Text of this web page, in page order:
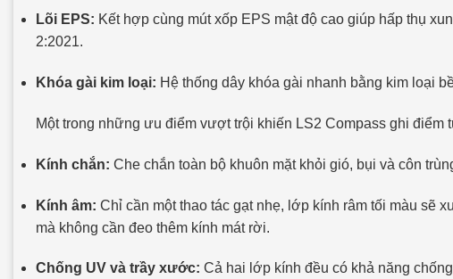
Lõi EPS: Kết hợp cùng mút xốp EPS mật độ cao giúp hấp thụ
2:2021.
Khóa gài kim loại: Hệ thống dây khóa gài nhanh bằng kim loại
Một trong những ưu điểm vượt trội khiến LS2 Compass ghi điểm
Kính chắn: Che chắn toàn bộ khuôn mặt khỏi gió, bụi và côn
Kính âm: Chỉ cần một thao tác gạt nhẹ, lớp kính râm tối màu sẽ
mà không cần đeo thêm kính mát rời.
Chống UV và trầy xước: Cả hai lớp kính đều có khả năng